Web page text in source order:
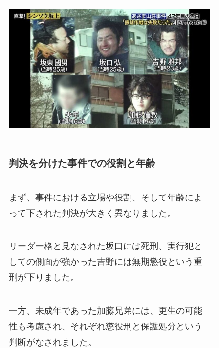
判決を分けた事件での役割と年齢
まず、事件における立場や役割、そして年齢によ
って下された判決が大きく異なりました。
リーダー格と見なされた坂口には死刑、実行犯と
しての側面が強かった吉野には無期懲役という重
刑が下りました。
一方、未成年であった加藤兄弟には、更生の可能
性も考慮され、それぞれ懲役刑と保護処分という
判断がなされました。